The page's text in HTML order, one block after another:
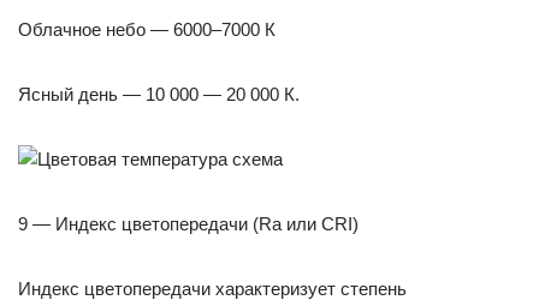
Облачное небо — 6000–7000 К
Ясный день — 10 000 — 20 000 К.
9 — Индекс цветопередачи (Ra или CRI)
Индекс цветопередачи характеризует степень